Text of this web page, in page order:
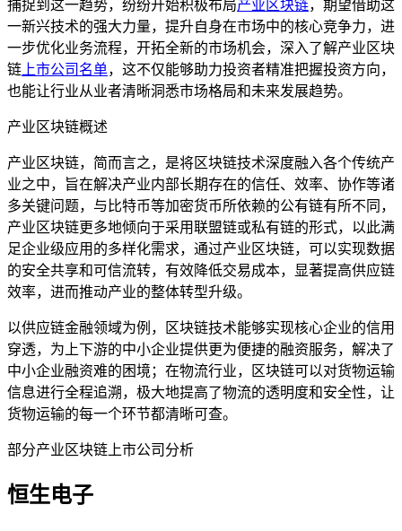
捕捉到这一趋势，纷纷开始积极布局产业区块链，期望借助这
一新兴技术的强大力量，提升自身在市场中的核心竞争力，进
一步优化业务流程，开拓全新的市场机会，深入了解产业区块
链 上市公司名单，这不仅能够助力投资者精准把握投资方向，
也能让行业从业者清晰洞悉市场格局和未来发展趋势。
产业区块链概述
产业区块链，简而言之，是将区块链技术深度融入各个传统产
业之中，旨在解决产业内部长期存在的信任、效率、协作等诸
多关键问题，与比特币等加密货币所依赖的公有链有所不同，
产业区块链更多地倾向于采用联盟链或私有链的形式，以此满
足企业级应用的多样化需求，通过产业区块链，可以实现数据
的安全共享和可信流转，有效降低交易成本，显著提高供应链
效率，进而推动产业的整体转型升级。
以供应链金融领域为例，区块链技术能够实现核心企业的信用
穿透，为上下游的中小企业提供更为便捷的融资服务，解决了
中小企业融资难的困境；在物流行业，区块链可以对货物运输
信息进行全程追溯，极大地提高了物流的透明度和安全性，让
货物运输的每一个环节都清晰可查。
部分产业区块链上市公司分析
恒生电子